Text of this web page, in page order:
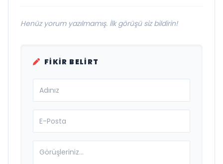
Henüz yorum yazılmamış. İlk görüşü siz bildirin!
FIKIR BELIRT